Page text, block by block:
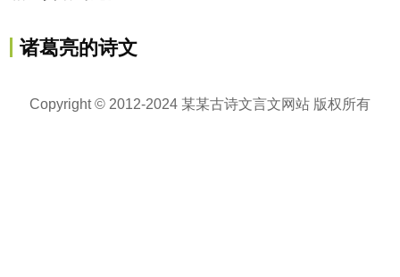
诸葛亮的诗文
Copyright © 2012-2024 某某古诗文言文网站 版权所有